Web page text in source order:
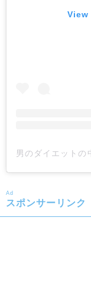
Ad
スポンサーリンク